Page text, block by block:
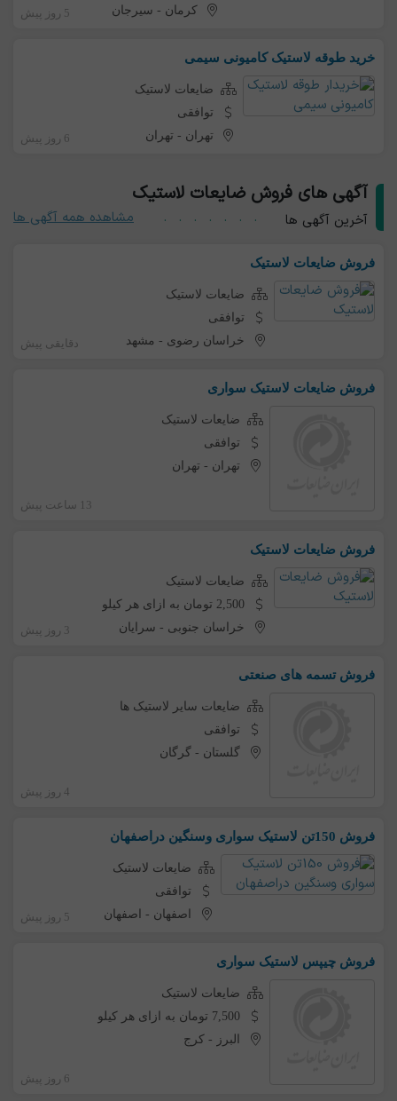
کرمان - سیرجان 5 روز پیش
خرید طوقه لاستیک کامیونی سیمی
ضایعات لاستیک
توافقی
تهران -تهران 6 روز پیش
آگهی های فروش ضایعات لاستیک
آخرین آگهی ها مشاهده همه آگهی ها
فروش ضایعات لاستیک
ضایعات لاستیک
توافقی
خراسان رضوی - مشهد دقایقی پیش
فروش ضایعات لاستیک سواری
ضایعات لاستیک
توافقی
تهران - تهران
13 ساعت پیش
فروش ضایعات لاستیک
ضایعات لاستیک
2,500 تومان به ازای هر کیلو
خراسان جنوبی - سرایان 3 روز پیش
فروش تسمه های صنعتی
ضایعات سایر لاستیک ها
توافقی
گلستان - گرگان
4 روز پیش
فروش 150تن لاستیک سواری وسنگین دراصفهان
ضایعات لاستیک
توافقی
اصفهان - اصفهان 5 روز پیش
فروش چیپس لاستیک سواری
ضایعات لاستیک
7,500 تومان به ازای هر کیلو
البرز - کرج
6 روز پیش